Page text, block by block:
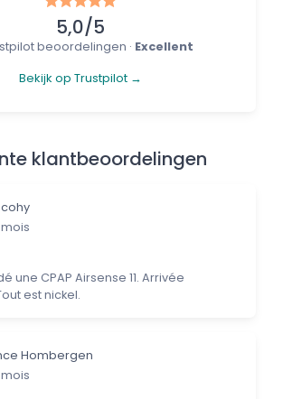
5,0/5
beoordelingen · Excellent
Bekijk op Trustpilot →
klantbeoordelingen
une CPAP Airsense 11. Arrivée
est nickel.
Hombergen